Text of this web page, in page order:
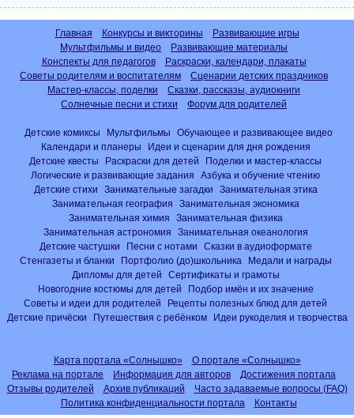
Главная Конкурсы и викторины
Развивающие игры
Мультфильмы и видео
Развивающие материалы
Конспекты для педагогов
Раскраски, календари, плакаты
Советы родителям и воспитателям
Сценарии детских праздников
Мастер-классы, поделки
Сказки, рассказы, аудиокниги
Солнечные песни и стихи
Форум для родителей
Детские комиксы Мультфильмы
Обучающее и развивающее видео
Календари и планеры
Идеи и сценарии для дня рождения
Детские квесты
Раскраски для детей
Поделки и мастер-классы
Логические и развивающие задания
Азбука и обучение чтению
Детские стихи
Занимательные загадки
Занимательная этика
Занимательная география
Занимательная экономика
Занимательная химия
Занимательная физика
Занимательная астрономия
Занимательная океанология
Детские частушки
Песни с нотами
Сказки в аудиоформате
Стенгазеты и бланки
Портфолио (до)школьника
Медали и награды
Дипломы для детей
Сертификаты и грамоты
Новогодние костюмы для детей
Подбор имён и их значение
Советы и идеи для родителей
Рецепты полезных блюд для детей
Детские причёски
Путешествия с ребёнком Идеи рукоделия и творчества
Карта портала «Солнышко»
О портале «Солнышко»
Реклама на портале
Информация для авторов
Достижения портала
Отзывы родителей
Архив публикаций
Часто задаваемые вопросы (FAQ)
Политика конфиденциальности портала
Контакты